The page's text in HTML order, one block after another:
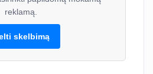
reklamą.
skelbimą